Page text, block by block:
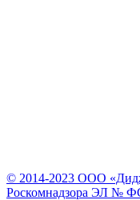
© 2014-2023 ООО
Роскомнадзора ЭЛ №